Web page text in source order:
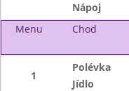
Nápoj
Menu
Chod
1
Polévka
Jídlo